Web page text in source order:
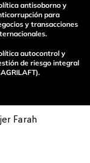
Farah​
antisoborno y
para
y transacciones
autocontrol y
de riesgo integral